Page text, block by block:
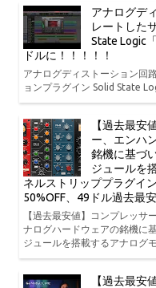
アナログデ
レートした
State Logic
ドルに！！！！！
アナログディストーション回
ョンプラグイン Solid State
【過去最安
ー、エンハ
銘機に基づ
ジュールを
ネルストリッププラグイ
50%OFF、49ドル過去最
【過去最安値】コンプレッサ
ナログハードウェアの銘機に
ジュールを搭載するアナログモ
【過去最安